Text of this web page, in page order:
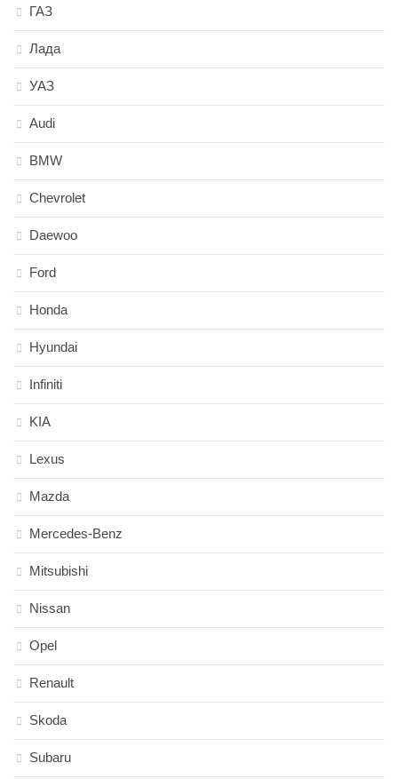
ГАЗ
Лада
УАЗ
Audi
BMW
Chevrolet
Daewoo
Ford
Honda
Hyundai
Infiniti
KIA
Lexus
Mazda
Mercedes-Benz
Mitsubishi
Nissan
Opel
Renault
Skoda
Subaru